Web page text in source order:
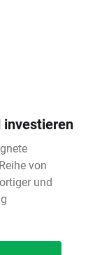
investieren
von
und